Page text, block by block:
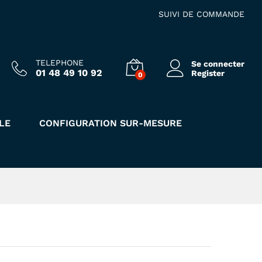
SUIVI DE COMMANDE
TELEPHONE
01 48 49 10 92 0
Se connecter
Register
CONFIGURATION SUR-MESURE
Ajouter au panier